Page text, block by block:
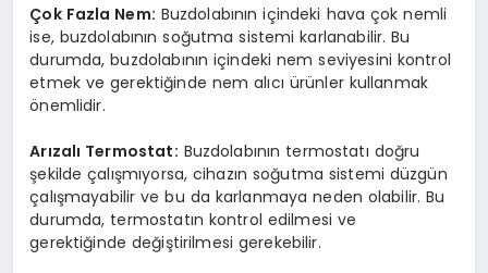
Çok Fazla Nem: Buzdolabının içindeki hava çok nemli
ise, buzdolabının soğutma sistemi karlanabilir. Bu
durumda, buzdolabının içindeki nem seviyesini kontrol
etmek ve gerektiğinde nem alıcı ürünler kullanmak
önemlidir.
Arızalı Termostat: Buzdolabının termostatı doğru
şekilde çalışmıyorsa, cihazın soğutma sistemi düzgün
çalışmayabilir ve bu da karlanmaya neden olabilir. Bu
durumda, termostatın kontrol edilmesi ve
gerektiğinde değiştirilmesi gerekebilir.